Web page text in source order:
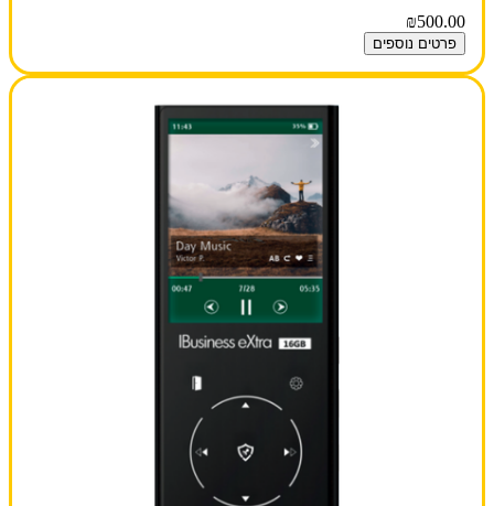
₪500.00
פרטים נוספים